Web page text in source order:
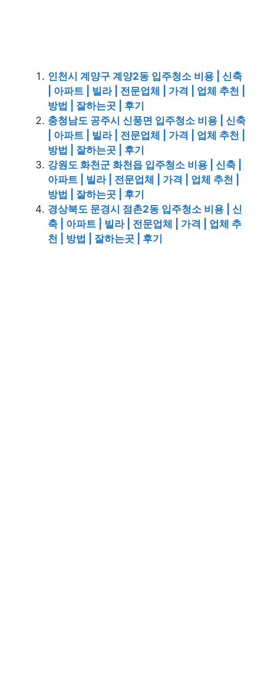
인천시 계양구 계양2동 입주청소 비용 | 신축
| 아파트 | 빌라 | 전문업체 | 가격 | 업체 추천 |
방법 | 잘하는곳 | 후기
충청남도 공주시 신풍면 입주청소 비용 | 신축
| 아파트 | 빌라 | 전문업체 | 가격 | 업체 추천 |
방법 | 잘하는곳 | 후기
강원도 화천군 화천읍 입주청소 비용 | 신축 |
아파트 | 빌라 | 전문업체 | 가격 | 업체 추천 |
방법 | 잘하는곳 | 후기
경상북도 문경시 점촌2동 입주청소 비용 | 신
축 | 아파트 | 빌라 | 전문업체 | 가격 | 업체 추
천 | 방법 | 잘하는곳 | 후기